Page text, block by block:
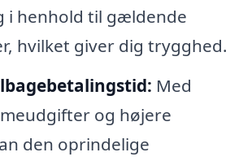
i henhold til gældende
hvilket giver dig trygghed.
Med
og højere
den oprindelige